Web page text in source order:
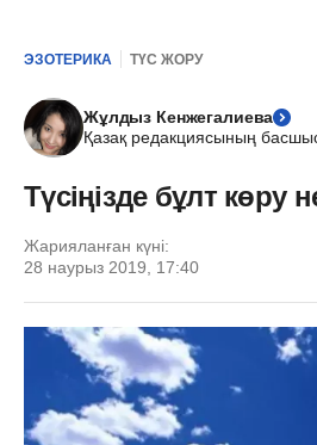
ЭЗОТЕРИКА ТҮС ЖОРУ
Жұлдыз Кенжегалиева
Қазақ редакциясының
Түсіңізде бұлт көру
Жарияланған күні:
28 наурыз 2019, 17:40